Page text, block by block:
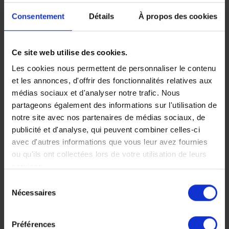
Consentement Détails À propos des cookies
Ce site web utilise des cookies.
Les cookies nous permettent de personnaliser le contenu
et les annonces, d'offrir des fonctionnalités relatives aux
médias sociaux et d'analyser notre trafic. Nous
partageons également des informations sur l'utilisation de
notre site avec nos partenaires de médias sociaux, de
publicité et d'analyse, qui peuvent combiner celles-ci
avec d'autres informations que vous leur avez fournies
ou qu'ils ont collectées lors de votre utilisation de leurs
Nécessaires
Préférences
Zimbabwe et
séjour de rêve à
Nosy Be
Un combiné idéal et
original : safaris terrestres
et aquatiques ; trésors du
Madagascar ;
découvertes étonnantes
16 jours, à partir de 10
Voyage Madagascar